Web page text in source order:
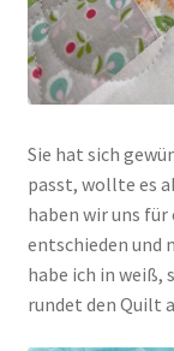
Sie hat sich
passt, wollte es
haben wir uns
entschieden und
habe ich in weiß,
rundet den Quilt